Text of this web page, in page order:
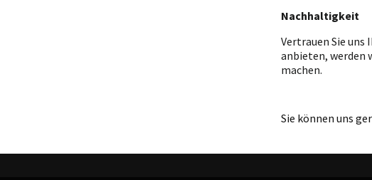
Nachhaltigkeit
Vertrauen Sie uns
anbieten, werden
machen.
Sie können uns